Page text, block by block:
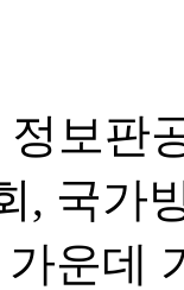
보판
, 국가
운데